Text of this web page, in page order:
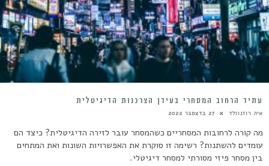
עתיד הרחוב המסחרי בעידן הצרכנות הדיגיטלית
איה רוזנוולד 27 בדצמבר 2022
מה קורה לרחובות המסחריים כשהמסחר עובר לזירה הדיגיטלית? כיצד הם
עומדים להשתנות? רשימה זו סוקרת את האפשרויות השונות ואת המתחים
בין מסחר פיזי מסורתי למסחר דיגיטלי.